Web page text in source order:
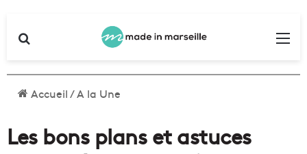
Accueil/A la Une
Les bons plans et astuces